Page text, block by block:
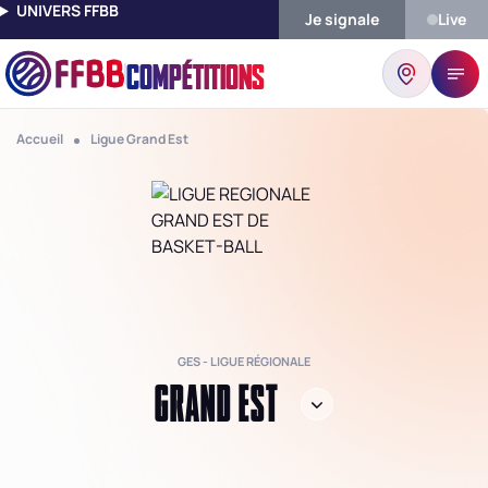
UNIVERS FFBB Je signale Live
COMPÉTITIONS
Accueil Ligue Grand Est
GES - LIGUE RÉGIONALE
GRAND EST